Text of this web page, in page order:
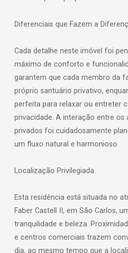
Diferenciais que Fazem a
Cada detalhe neste imóvel foi
máximo de conforto e
garantem que cada membro da
próprio santuário privativo,
perfeita para relaxar ou entreter
privacidade. A interação entre os
privados foi cuidadosamente
um fluxo natural e harmonioso.
Localização Privilegiada
Esta residência está situada no
Faber Castell II, em São Carlos,
tranquilidade e beleza.
e centros comerciais trazem
dia, ao mesmo tempo que a